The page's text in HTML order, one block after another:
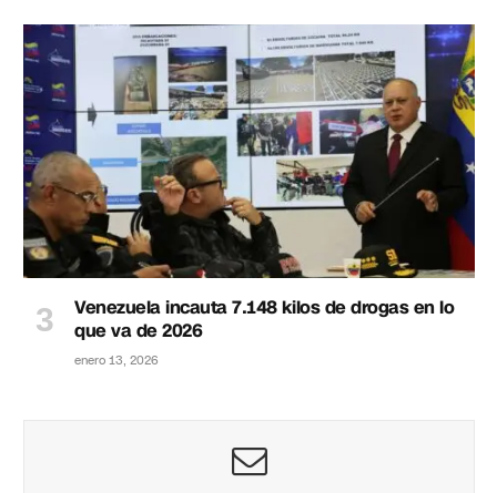
Venezuela incauta 7.148 kilos de drogas en lo
que va de 2026
enero 13, 2026